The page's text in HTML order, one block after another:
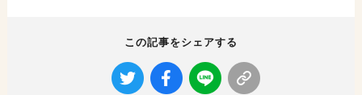
この記事をシェアする